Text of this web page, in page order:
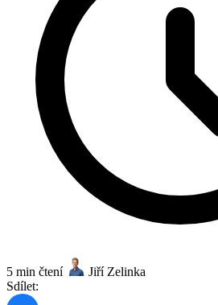
5 min čtení
Jiří Zelinka
Sdílet: